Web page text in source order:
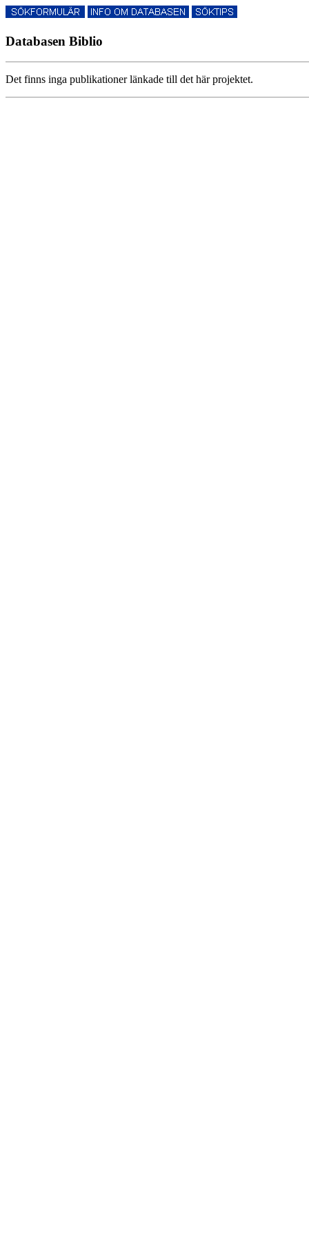
Databasen Biblio
Det finns inga publikationer länkade till det här projektet.